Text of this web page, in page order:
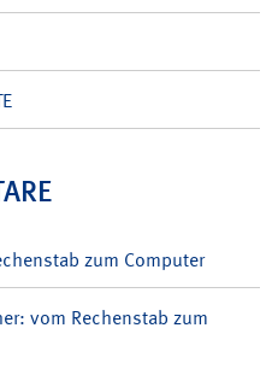
zum Computer
vom Rechenstab zum